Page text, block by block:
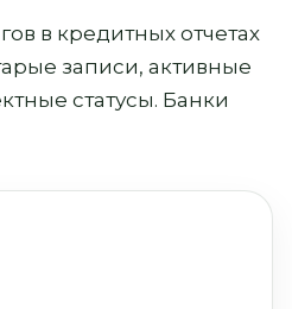
в кредитных отчетах
записи, активные
статусы. Банки